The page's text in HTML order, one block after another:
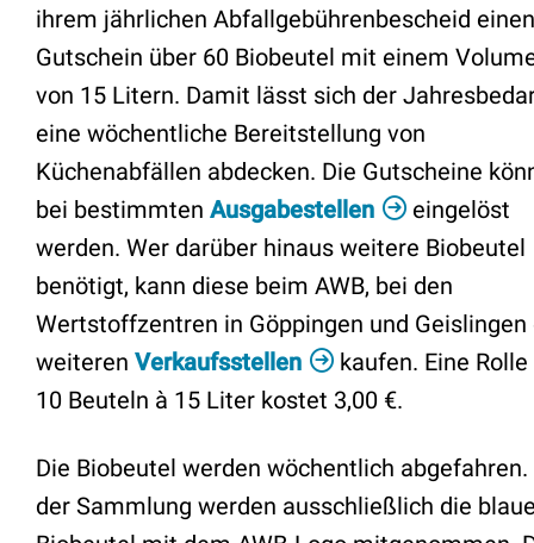
ihrem jährlichen Abfallgebührenbescheid einen
Gutschein über 60 Biobeutel mit einem
von 15 Litern. Damit lässt sich der
eine wöchentliche Bereitstellung von
Küchenabfällen abdecken. Die Gutscheine
bei bestimmten Ausgabestellen
eingelöst
werden. Wer darüber hinaus weitere Biobeutel
benötigt, kann diese beim AWB, bei den
Wertstoffzentren in Göppingen und Geislingen
weiteren Verkaufsstellen
kaufen. Eine
10 Beuteln à 15 Liter kostet 3,00 €.
Die Biobeutel werden wöchentlich abgefahren.
der Sammlung werden ausschließlich die